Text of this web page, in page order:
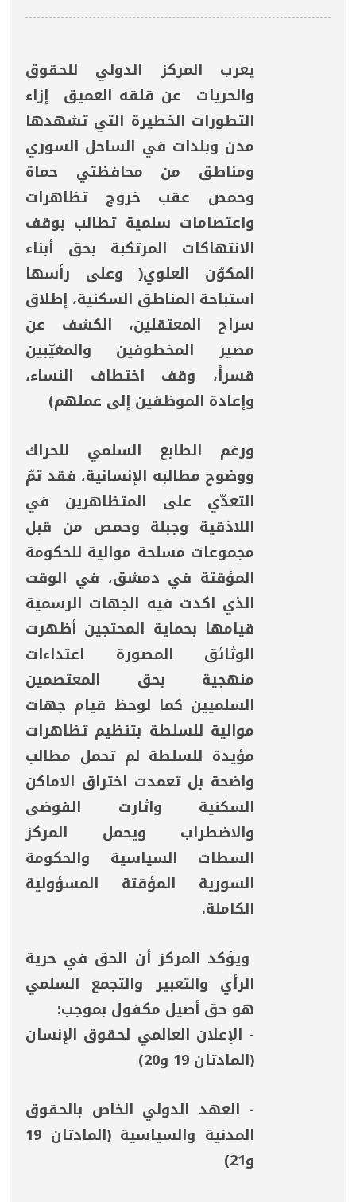
يعرب المركز الدولي للحقوق
والحريات عن قلقه العميق إزاء
التطورات الخطيرة التي تشهدها
مدن وبلدات في الساحل السوري
ومناطق من محافظتي حماة
وحمص عقب خروج تظاهرات
واعتصامات سلمية تطالب بوقف
الانتهاكات المرتكبة بحق أبناء
المكوّن العلوي( وعلى رأسها
استباحة المناطق السكنية، إطلاق
سراح المعتقلين، الكشف عن
مصير المخطوفين والمغيّبين
قسراً، وقف اختطاف النساء،
وإعادة الموظفين إلى عملهم)
ورغم الطابع السلمي للحراك
ووضوح مطالبه الإنسانية، فقد تمّ
التعدّي على المتظاهرين في
اللاذقية وجبلة وحمص من قبل
مجموعات مسلحة موالية للحكومة
المؤقتة في دمشق، في الوقت
الذي اكدت فيه الجهات الرسمية
قيامها بحماية المحتجين أظهرت
الوثائق المصورة اعتداءات
منهجية بحق المعتصمين
السلميين كما لوحظ قيام جهات
موالية للسلطة بتنظيم تظاهرات
مؤيدة للسلطة لم تحمل مطالب
واضحة بل تعمدت اختراق الاماكن
السكنية واثارت الفوضى
والاضطراب ويحمل المركز
السطات السياسية والحكومة
السورية المؤقتة المسؤولية
الكاملة.
ويؤكد المركز أن الحق في حرية
الرأي والتعبير والتجمع السلمي
هو حق أصيل مكفول بموجب:
- الإعلان العالمي لحقوق الإنسان
(المادتان 19 و20)
- العهد الدولي الخاص بالحقوق
المدنية والسياسية (المادتان 19
و21)